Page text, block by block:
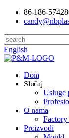
86-186-
English
Dom
Slučaj
Usluge
O nama
Factory
Proizvodi